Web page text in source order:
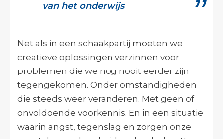
van het onderwijs
Net als in een schaakpartij moeten we
creatieve oplossingen verzinnen voor
problemen die we nog nooit eerder zijn
tegengekomen. Onder omstandigheden
die steeds weer veranderen. Met geen of
onvoldoende voorkennis. En in een situatie
waarin angst, tegenslag en zorgen onze